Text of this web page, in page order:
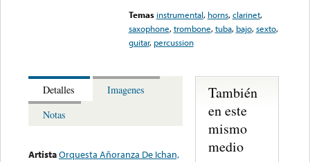
Temas instrumental, horns,clarinet,
saxophone,trombone,tuba, bajo,sexto,
guitar, percussion
Detalles
Imagenes
Notas
ArtistaOrquesta Añoranza De Ichan,
También
en este
mismo
medio